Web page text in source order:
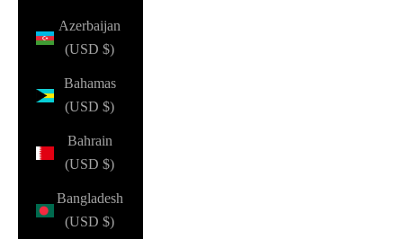
Azerbaijan
(USD $)
Bahamas
(USD $)
Bahrain
(USD $)
Bangladesh
(USD $)